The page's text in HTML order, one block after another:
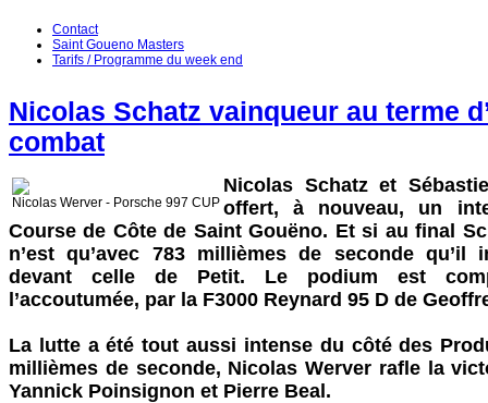
Contact
Saint Goueno Masters
Tarifs / Programme du week end
Nicolas Schatz vainqueur au terme
combat
Nicolas Werver - Porsche 997 CUP
Nicolas Schatz et
offert, à nouveau, un
Course de Côte de Saint Gouëno. Et si au final
n’est qu’avec 783 millièmes de seconde qu’il
devant celle de Petit. Le podium est
l’accoutumée, par la F3000 Reynard 95 D de
La lutte a été tout aussi intense du côté des
millièmes de seconde, Nicolas Werver rafle la
Yannick Poinsignon et Pierre Beal.